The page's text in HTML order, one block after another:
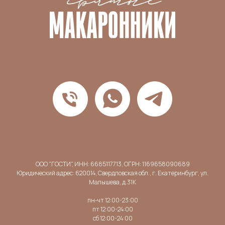
ООО "ГОСТИ", ИНН: 6685117713, ОГРН: 1169658090689
Юридический адрес: 620014, Свердловская обл., г. Екатеринбург, ул.
Малышева, д.31К
пн-чт 12:00-23:00
пт 12:00-24:00
сб 12:00-24:00